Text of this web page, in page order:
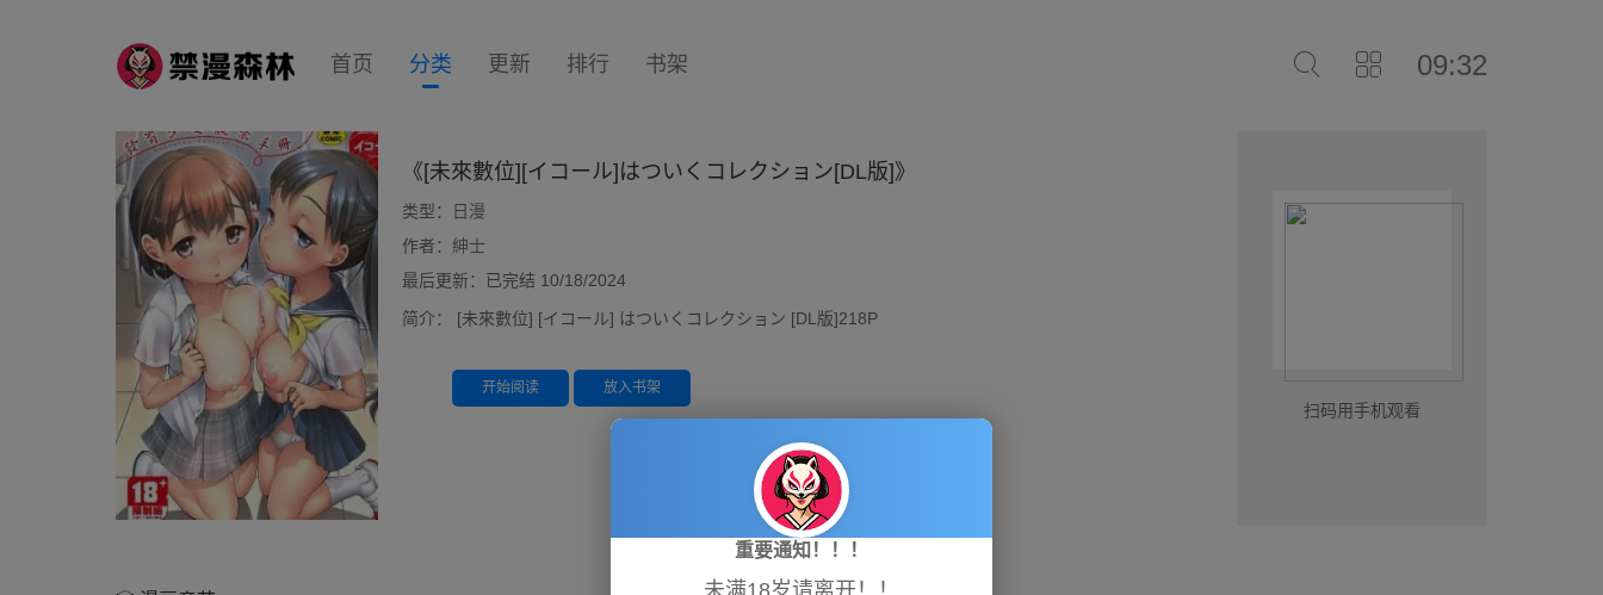
09:32
首页 分类 更新 排行 书架
《[未來數位][イコール]はついくコレクション[DL版]》
类型：
日漫
作者： 紳士
最后更新：已完结 10/18/2024
简介：
[未來數位] [イコール] はついくコレクション [DL版]218P
开始阅读 放入书架
扫码用手机观看
重要通知！！！
未满18岁请离开！！